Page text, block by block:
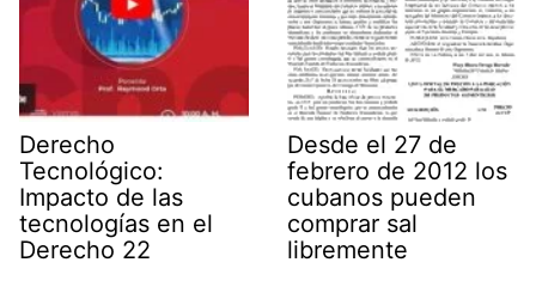
Derecho
Tecnológico:
Impacto de las
tecnologías en el
Derecho 22
Desde el 27 de
febrero de 2012 los
cubanos pueden
comprar sal
libremente